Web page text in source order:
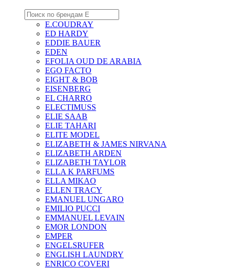
E.COUDRAY
ED HARDY
EDDIE BAUER
EDEN
EFOLIA OUD DE ARABIA
EGO FACTO
EIGHT & BOB
EISENBERG
EL CHARRO
ELECTIMUSS
ELIE SAAB
ELIE TAHARI
ELITE MODEL
ELIZABETH & JAMES NIRVANA
ELIZABETH ARDEN
ELIZABETH TAYLOR
ELLA K PARFUMS
ELLA MIKAO
ELLEN TRACY
EMANUEL UNGARO
EMILIO PUCCI
EMMANUEL LEVAIN
EMOR LONDON
EMPER
ENGELSRUFER
ENGLISH LAUNDRY
ENRICO COVERI